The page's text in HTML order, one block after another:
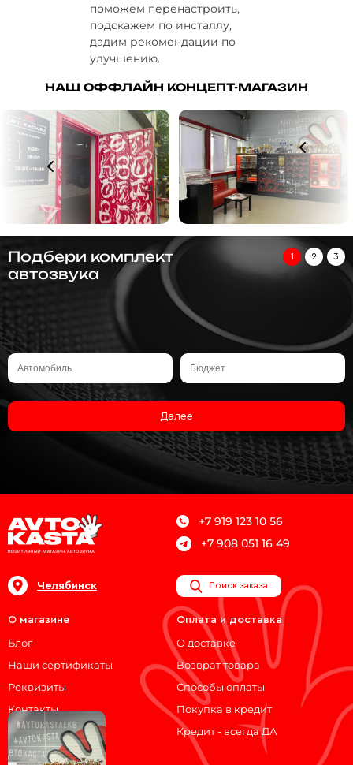
поможем перенастроить,
подскажем по инсталлу,
дадим рекомендации по
улучшению.
НАШ ОФФЛАЙН КОНЦЕПТ-МАГАЗИН
Подбери комплект
автозвука
1 2 3
Далее
+7 919 123 10 56
+7 908 051 16 49
Челябинск Поиск заказа
О магазине
Блог
Наши сертификаты
Реквизиты
Контакты
Оплата и доставка
О доставке
Возврат товара
Способы оплаты
Покупка в кредит
Кредит - всегда ДА
Мы на связи!